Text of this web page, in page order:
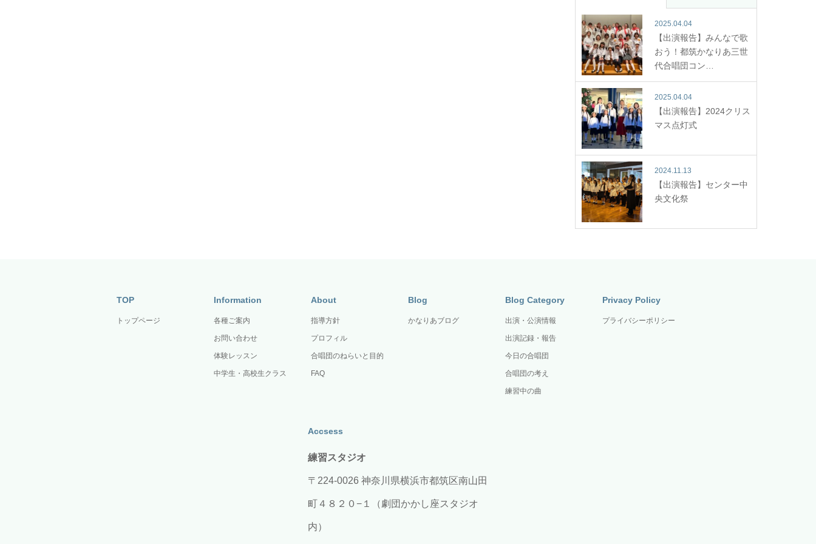
2025.04.04
【出演報告】みんなで歌
おう！都筑かなりあ三世
代合唱団コン…
2025.04.04
【出演報告】2024クリス
マス点灯式
2024.11.13
【出演報告】センター中
央文化祭
TOP
トップページ
Information
各種ご案内
お問い合わせ
体験レッスン
中学生・高校生クラス
About
指導方針
プロフィル
合唱団のねらいと目的
FAQ
Blog
かなりあブログ
Blog Category
出演・公演情報
出演記録・報告
今日の合唱団
合唱団の考え
練習中の曲
Privacy Policy
プライバシーポリシー
Accsess
練習スタジオ
〒224-0026 神奈川県横浜市都筑区南山田
町４８２０−１（劇団かかし座スタジオ
内）